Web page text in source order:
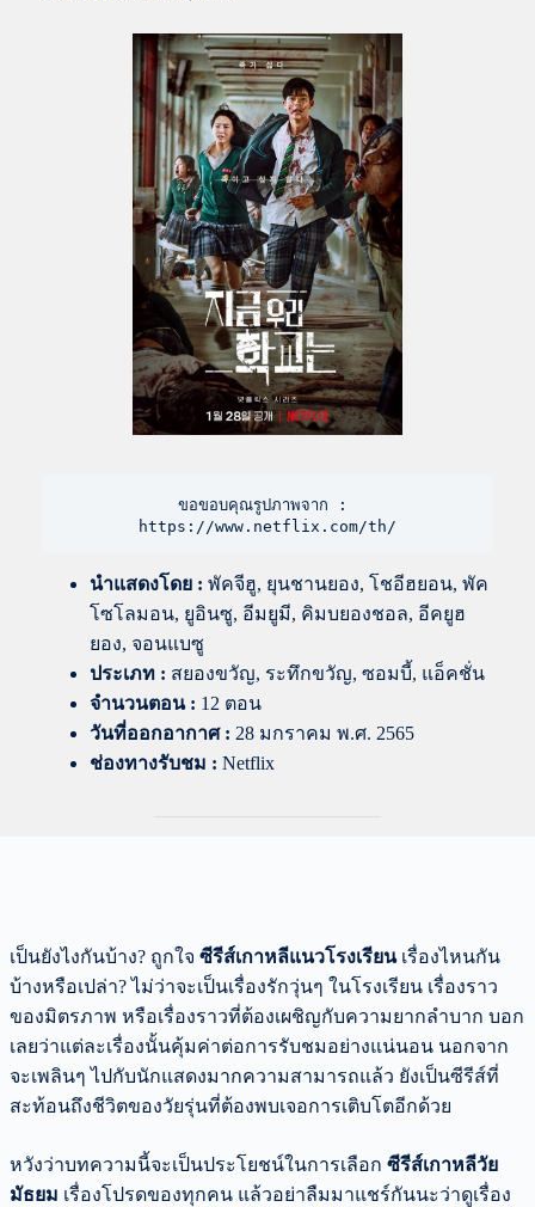
ขอขอบคุณรูปภาพจาก :
https://www.netflix.com/th/
นำแสดงโดย : พัคจีฮู, ยุนชานยอง, โชอีฮยอน, พัค
โซโลมอน, ยูอินซู, อีมยูมี, คิมบยองชอล, อีคยูฮ
ยอง, จอนแบซู
ประเภท : สยองขวัญ, ระทึกขวัญ, ซอมบี้, แอ็คชั่น
จำนวนตอน : 12 ตอน
วันที่ออกอากาศ : 28 มกราคม พ.ศ. 2565
ช่องทางรับชม : Netflix
เป็นยังไงกันบ้าง? ถูกใจ ซีรีส์เกาหลีแนวโรงเรียนเรื่องไหนกัน
บ้างหรือเปล่า? ไม่ว่าจะเป็นเรื่องรักวุ่นๆ ในโรงเรียน เรื่องราว
ของมิตรภาพ หรือเรื่องราวที่ต้องเผชิญกับความยากลำบาก บอก
เลยว่าแต่ละเรื่องนั้นคุ้มค่าต่อการรับชมอย่างแน่นอน นอกจาก
จะเพลินๆ ไปกับนักแสดงมากความสามารถแล้ว ยังเป็นซีรีส์ที่
สะท้อนถึงชีวิตของวัยรุ่นที่ต้องพบเจอการเติบโตอีกด้วย
หวังว่าบทความนี้จะเป็นประโยชน์ในการเลือก ซีรีส์เกาหลีวัย
มัธยม เรื่องโปรดของทุกคน แล้วอย่าลืมมาแชร์กันนะว่าดูเรื่อง